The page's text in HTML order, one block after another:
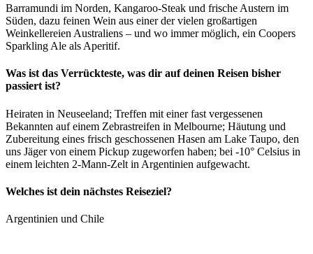
Barramundi im Norden, Kangaroo-Steak und frische Austern im
Süden, dazu feinen Wein aus einer der vielen großartigen
Weinkellereien Australiens – und wo immer möglich, ein Coopers
Sparkling Ale als Aperitif.
Was ist das Verrückteste, was dir auf deinen Reisen bisher
passiert ist?
Heiraten in Neuseeland; Treffen mit einer fast vergessenen
Bekannten auf einem Zebrastreifen in Melbourne; Häutung und
Zubereitung eines frisch geschossenen Hasen am Lake Taupo, den
uns Jäger von einem Pickup zugeworfen haben; bei -10° Celsius in
einem leichten 2-Mann-Zelt in Argentinien aufgewacht.
Welches ist dein nächstes Reiseziel?
Argentinien und Chile
Der physische Versand erfolgt nur in die Länder, in welchen wir
vertreten sind - Deutschland, Österreich, Schweiz - sowie
Luxemburg. Kunden aus allen anderen Ländern können unsere
Kataloge in der Webversion durchblättern.
E-Mail
Link Facebook
WhatsApp
Gerne helfen wir Dir bei deiner Planung oder bei sonstigen Fragen
eine Nachricht.
Telefon
+49(0)651 96680-0
E-Mail